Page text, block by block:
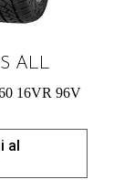
ALL
16VR 96V
al